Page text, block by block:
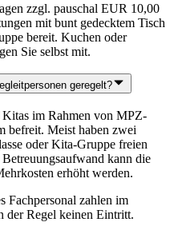
zzgl. pauschal EUR 10,00
mit bunt gedecktem Tisch
bereit. Kuchen oder
Sie selbst mit.
geregelt?
Kitas im Rahmen von MPZ-
befreit. Meist haben zwei
oder Kita-Gruppe freien
kann die
erhöht werden.
Fachpersonal zahlen im
der Regel keinen Eintritt.